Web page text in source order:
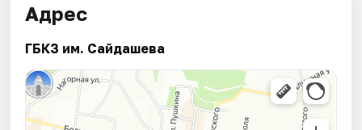
Адрес
ГБКЗ им. Сайдашева